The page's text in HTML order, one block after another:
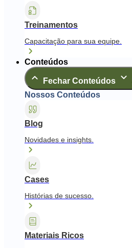
Treinamentos
Capacitação para sua equipe.
Conteúdos
Fechar Conteúdos
Nossos Conteúdos
Blog
Novidades e insights.
Cases
Histórias de sucesso.
Materiais Ricos